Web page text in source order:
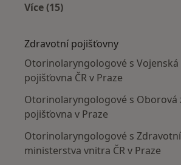
Více (15)
Zdravotní pojišťovny
Otorinolaryngologové s
pojišťovna ČR v Praze
Otorinolaryngologové s Oborová
pojišťovna v Praze
Otorinolaryngologové s
ministerstva vnitra ČR v Praze